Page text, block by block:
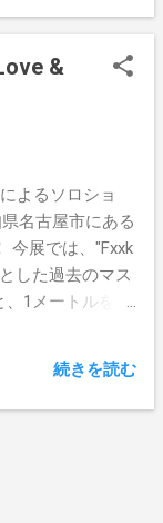
催されていま
ているので、是
たい！ 【ZEDZ
大崎ビル3F 会
00 （木曜日定
00 Pics by TAKE
&
よるソロショ
名古屋市にある
今展では、"Fxxk
した過去のマス
、1メートルを超
アパレルブラン
グ、キャップ
一無二の世界観
続きを読む